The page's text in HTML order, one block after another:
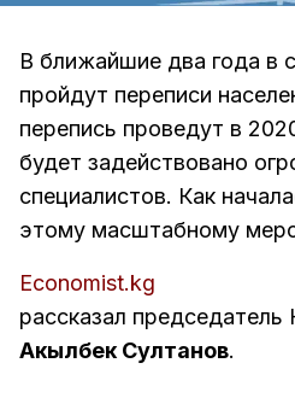
В ближайшие два года в
пройдут переписи
перепись проведут в
будет задействовано
специалистов. Как
этому масштабному
Economist.kg
рассказал председатель
Акылбек Султанов.